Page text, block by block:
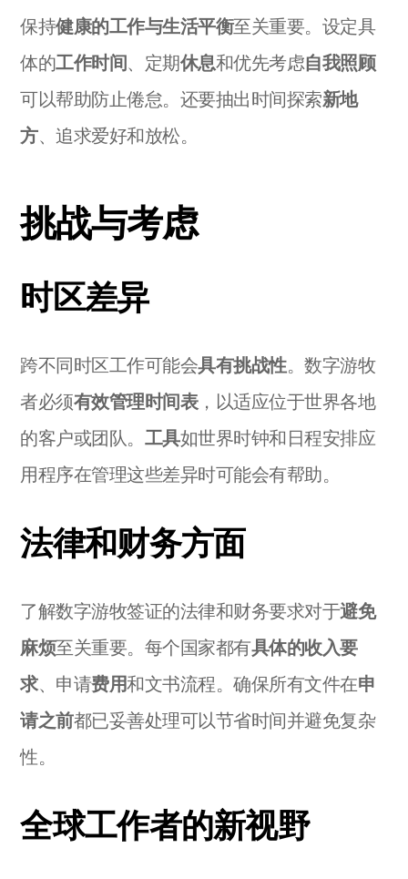
保持健康的工作与生活平衡至关重要。设定具
体的工作时间、定期休息和优先考虑自我照顾
可以帮助防止倦怠。还要抽出时间探索新地
方、追求爱好和放松。
挑战与考虑
时区差异
跨不同时区工作可能会具有挑战性。数字游牧
者必须有效管理时间表，以适应位于世界各地
的客户或团队。 工具如世界时钟和日程安排应
用程序在管理这些差异时可能会有帮助。
法律和财务方面
了解数字游牧签证的法律和财务要求对于避免
麻烦至关重要。每个国家都有具体的收入要
求、申请费用和文书流程。确保所有文件在申
请之前都已妥善处理可以节省时间并避免复杂
性。
全球工作者的新视野